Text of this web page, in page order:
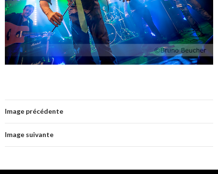
Image précédente
Image suivante